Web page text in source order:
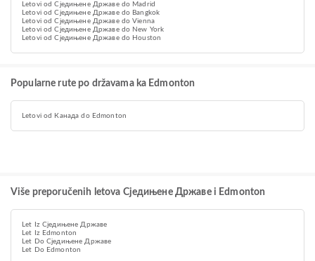
Letovi od Сједињене Државе do Madrid
Letovi od Сједињене Државе do Bangkok
Letovi od Сједињене Државе do Vienna
Letovi od Сједињене Државе do New York
Letovi od Сједињене Државе do Houston
Popularne rute po državama ka Edmonton
Letovi od Канада do Edmonton
Više preporučenih letova Сједињене Државе i Edmonton
Let Iz Сједињене Државе
Let Iz Edmonton
Let Do Сједињене Државе
Let Do Edmonton